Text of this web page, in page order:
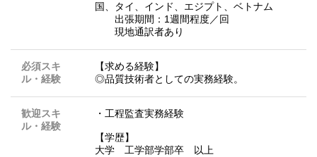
国、タイ、インド、エジプト、ベトナム
出張期間：1週間程度／回
現地通訳者あり
必須スキ
ル・経験
【求める経験】
◎品質技術者としての実務経験。
歓迎スキ
ル・経験
・工程監査実務経験
【学歴】
大学 工学部学部卒 以上